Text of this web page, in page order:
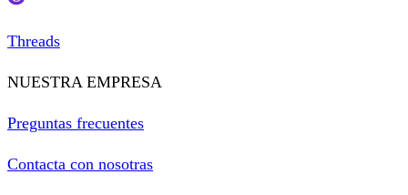
Threads
NUESTRA EMPRESA
Preguntas frecuentes
Contacta con nosotras